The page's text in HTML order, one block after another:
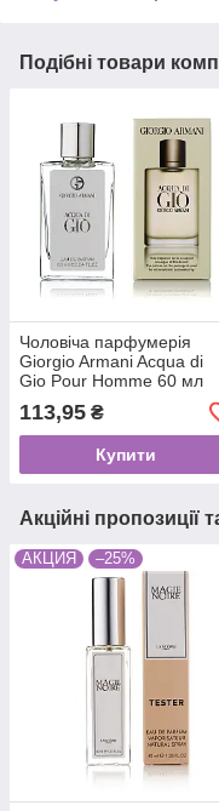
Подібні товари
Чоловіча парфумерія
Giorgio Armani Acqua di
Gio Pour Homme 60 мл
113,95 ₴
Купити
Акційні пропозиції
АКЦИЯ –25%